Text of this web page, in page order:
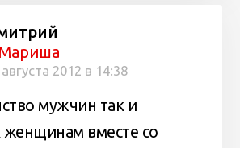
Мариша
2012 в 14:38
мужчин так и
женщинам вместе со